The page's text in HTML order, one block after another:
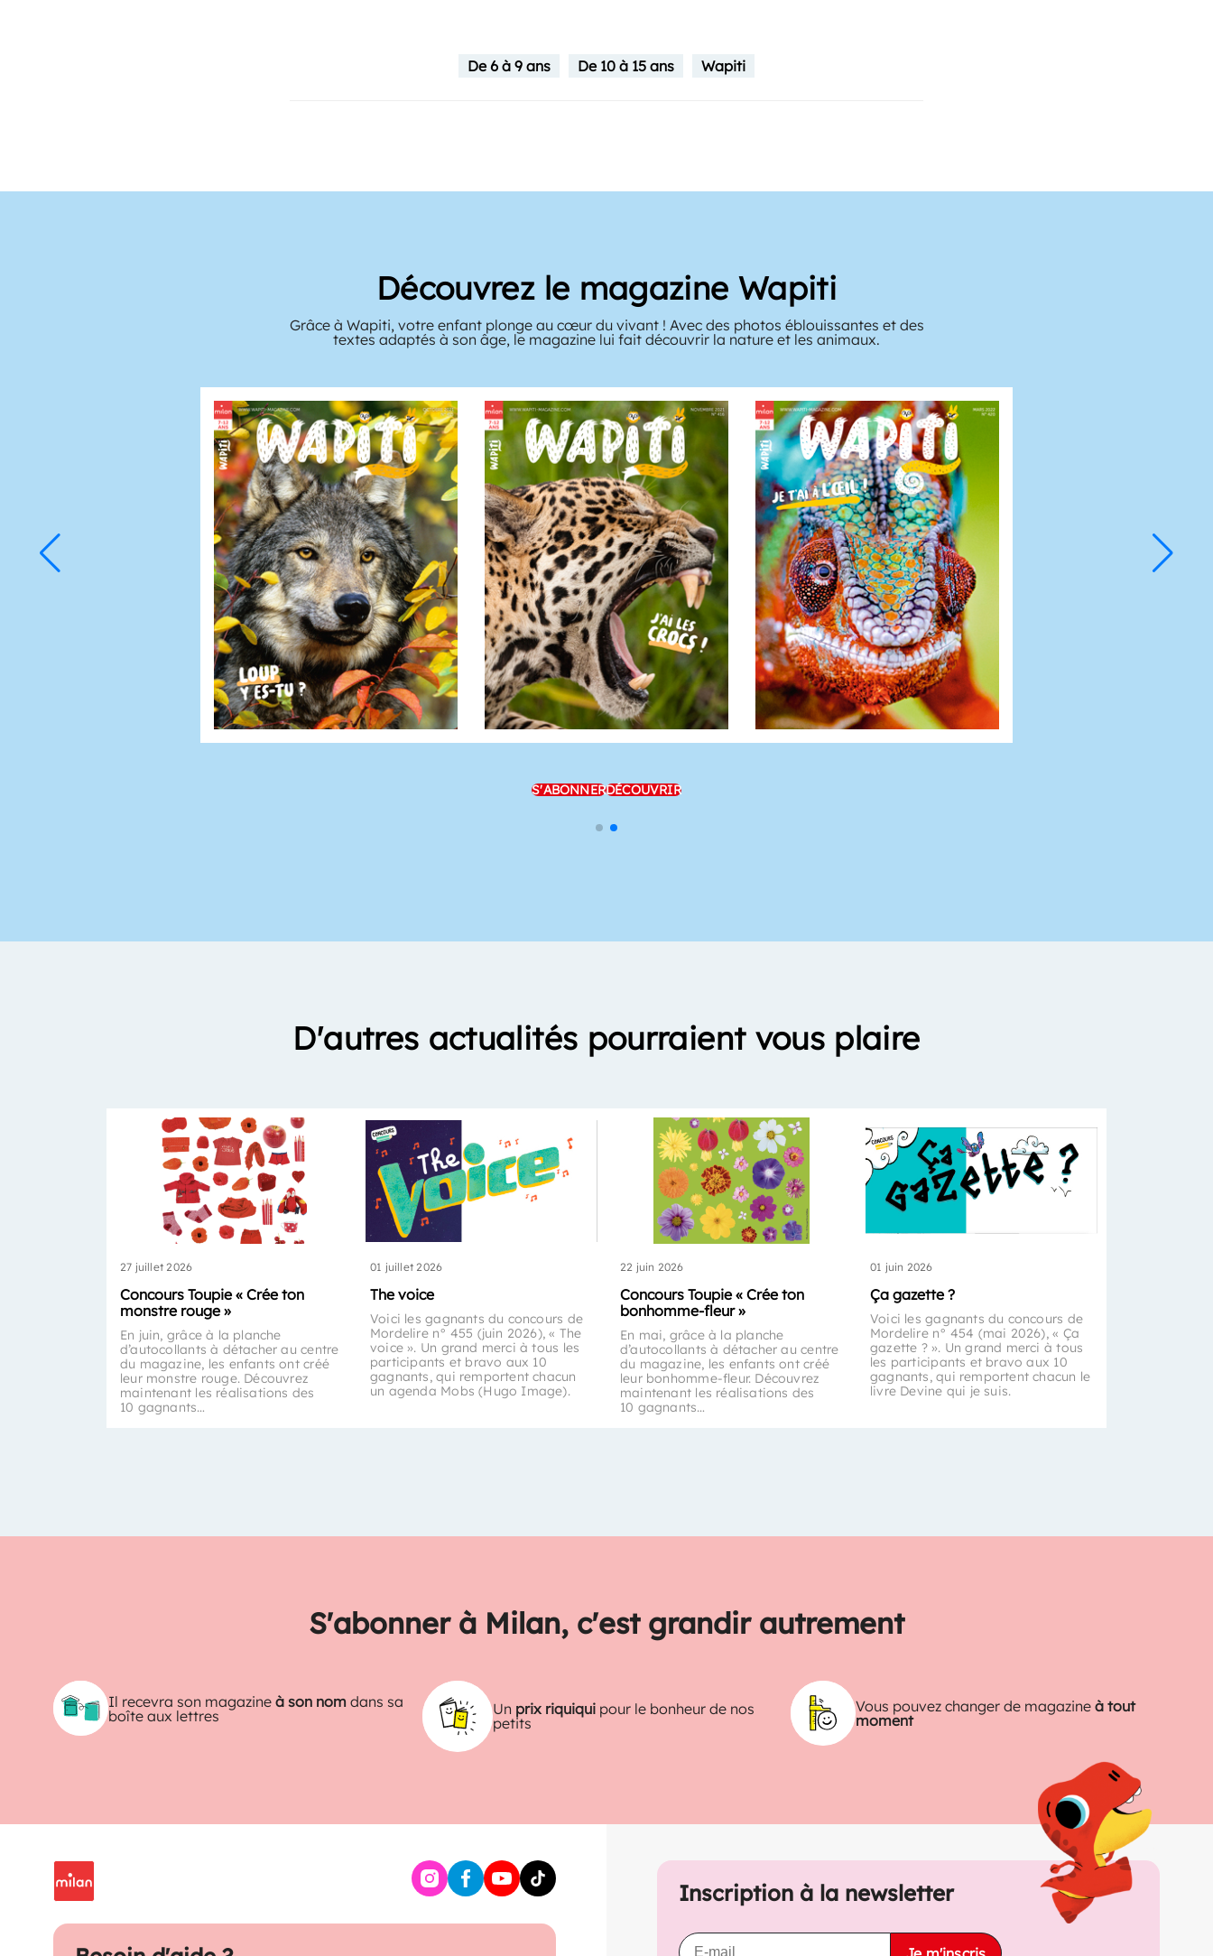
De 6 à 9 ans De 10 à 15 ans Wapiti
Découvrez le magazine Wapiti
Grâce à Wapiti, votre enfant plonge au cœur du vivant ! Avec des photos éblouissantes et des
textes adaptés à son âge, le magazine lui fait découvrir la nature et les animaux.
S'ABONNERDÉCOUVRIR
D'autres actualités pourraient vous plaire
27 juillet 2026
Concours Toupie « Crée ton
monstre rouge »
En juin, grâce à la planche
d’autocollants à détacher au centre
du magazine, les enfants ont créé
leur monstre rouge. Découvrez
maintenant les réalisations des
10 gagnants…
01 juillet 2026
The voice
Voici les gagnants du concours de
Mordelire n° 455 (juin 2026), « The
voice ». Un grand merci à tous les
participants et bravo aux 10
gagnants, qui remportent chacun
un agenda Mobs (Hugo Image).
22 juin 2026
Concours Toupie « Crée ton
bonhomme-fleur »
En mai, grâce à la planche
d’autocollants à détacher au centre
du magazine, les enfants ont créé
leur bonhomme-fleur. Découvrez
maintenant les réalisations des
10 gagnants…
01 juin 2026
Ça gazette ?
Voici les gagnants du concours de
Mordelire n° 454 (mai 2026), « Ça
gazette ? ». Un grand merci à tous
les participants et bravo aux 10
gagnants, qui remportent chacun le
livre Devine qui je suis.
S'abonner à Milan, c'est grandir autrement
Il recevra son magazineà son nom dans sa
boîte aux lettres
Un prix riquiqui pour le bonheur de nos
petits
Vous pouvez changer de magazine à tout
moment
Inscription à la newsletter